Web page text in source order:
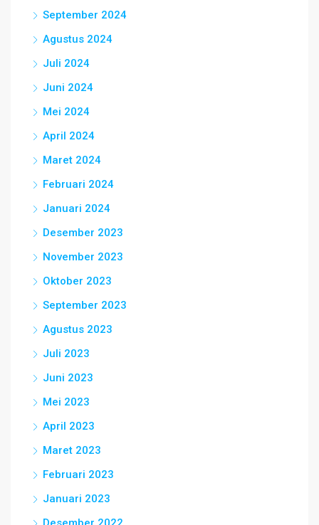
September 2024
Agustus 2024
Juli 2024
Juni 2024
Mei 2024
April 2024
Maret 2024
Februari 2024
Januari 2024
Desember 2023
November 2023
Oktober 2023
September 2023
Agustus 2023
Juli 2023
Juni 2023
Mei 2023
April 2023
Maret 2023
Februari 2023
Januari 2023